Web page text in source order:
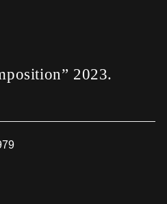
2023.